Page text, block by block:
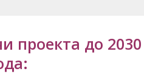
проекта до 2030